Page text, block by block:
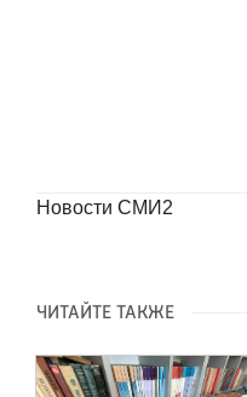
Новости СМИ2
ЧИТАЙТЕ ТАКЖЕ